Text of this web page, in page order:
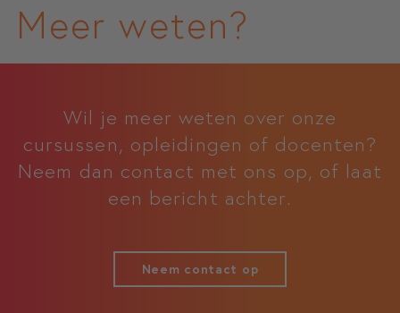
Meer weten?
Wil je meer weten over onze
cursussen, opleidingen of docenten?
Neem dan contact met ons op, of laat
een bericht achter.
Neem contact op